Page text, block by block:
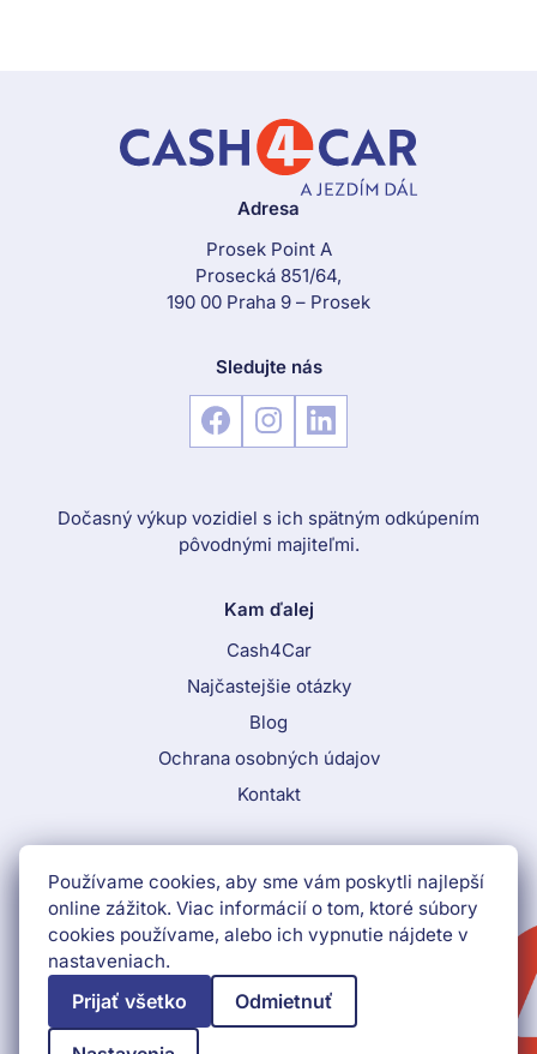
Adresa
Prosek Point A
Prosecká 851/64,
190 00 Praha 9 – Prosek
Sledujte nás
Dočasný výkup vozidiel s ich spätným odkúpením
pôvodnými majiteľmi.
Kam ďalej
Cash4Car
Najčastejšie otázky
Blog
Ochrana osobných údajov
Kontakt
Call To Action Menu
+421 552 903 009
Používame cookies, aby sme vám poskytli najlepší
online zážitok. Viac informácií o tom, ktoré súbory
cookies používame, alebo ich vypnutie nájdete v
nastaveniach.
Prijať všetko Odmietnuť